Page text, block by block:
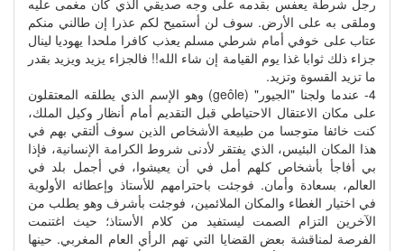
رجل شرطة يعفس بقدمه على وجه صديقي الذي كان مغمى عليه
وملقى به على الأرض. سوف لن أستميح لكم عذرا إن طالني منكم
عتاب على خوفي أمام شرطي مسلم يعذب كافرا ملحدا يهوديا لينال
جزاء ذلك ثوابا غذا يوم القيامة إن شاء الله!! فالجزاء يزيد ويزيد بقدر
ما تزيد القسوة وتزيد.
4- عندما ولجنا "الجيور" (geôle) وهو الإسم الذي يطلقه المعتقلون
على مكان الاعتقال الاحتياطي قبل التقديم أمام أنظار وكيل الملك،
كنت خائفا متوجسا من طبيعة الأشخاص الذين سوف ألتقي بهم في
هذا المكان البئيس، الذي يفتقر لأدنى شروط الكرامة الإنسانية، فإذا
بي أفاجأ بأشخاص كلهم أمل في أن يعيشوا، في أجمل بلد في
العالم، بسعادة وأمان. فوجئت باحترامهم للأستاذ وإعطائه الأولوية
في اختيار الغطاء والمكان الملائمين، فوجئت بأشرف وهو يطلب من
الآخرين التزام الصمت ليستفيد من كلام الأستاذ؛ حيث اغتنمت
الفرصة لمناقشة بعض القضايا التي تهم الرأي العام المغربي. حينها